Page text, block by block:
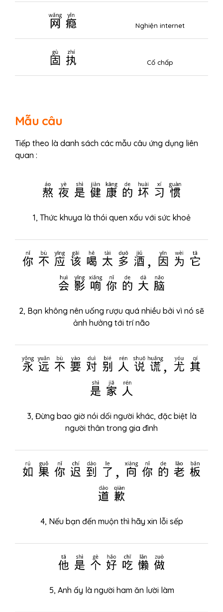
网瘾 Nghiện internet
固执 Cố chấp
Mẫu câu
Tiếp theo là danh sách các mẫu câu ứng dụng liên
quan :
熬夜是健康的坏习惯
1, Thức khuya là thói quen xấu với sức khoẻ
你不应该喝太多酒, 因为它
会影响你的大脑
2, Bạn không nên uống rượu quá nhiều bởi vì nó sẽ
ảnh hưởng tới trí não
永远不要对别人说谎, 尤其
是家人
3, Đừng bao giờ nói dối người khác, đặc biệt là
người thân trong gia đình
如果你迟到了, 向你的老板
道歉
4, Nếu bạn đến muộn thì hãy xin lỗi sếp
他是个好吃懒做
5, Anh ấy là người ham ăn lười làm